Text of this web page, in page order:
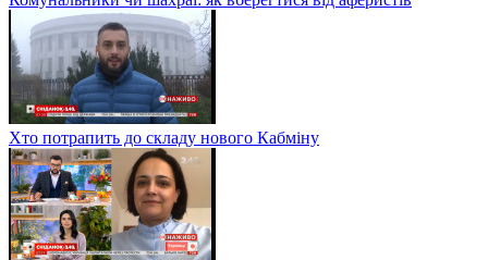
Хто потрапить до складу нового Кабміну